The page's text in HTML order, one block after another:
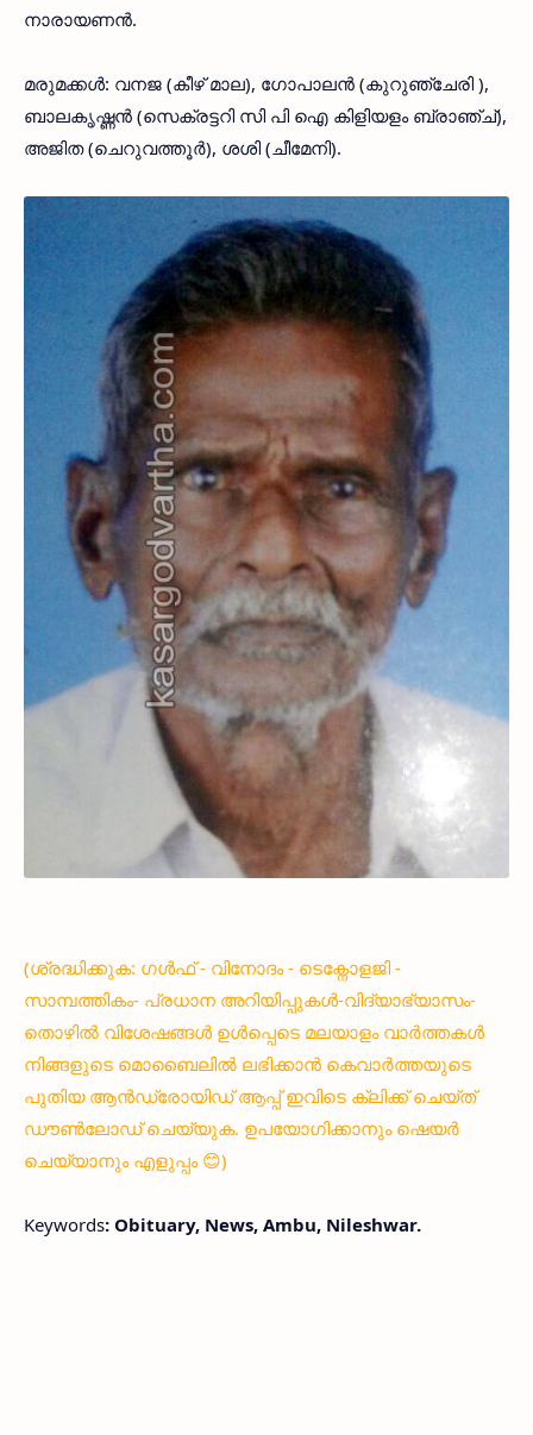
നാരായണന്‍.
മരുമക്കള്‍: വനജ (കീഴ് മാല), ഗോപാലന്‍ (കുറുഞ്ചേരി ),
ബാലകൃഷ്ണന്‍ (സെക്രട്ടറി സി പി ഐ കിളിയളം ബ്രാഞ്ച്),
അജിത (ചെറുവത്തൂര്‍), ശശി (ചീമേനി).
(ശ്രദ്ധിക്കുക: ഗൾഫ് - വിനോദം - ടെക്നോളജി -
സാമ്പത്തികം- പ്രധാന അറിയിപ്പുകൾ-വിദ്യാഭ്യാസം-
തൊഴിൽ വിശേഷങ്ങൾ ഉൾപ്പെടെ മലയാളം വാർത്തകൾ
നിങ്ങളുടെ മൊബൈലിൽ ലഭിക്കാൻ കെവാർത്തയുടെ
പുതിയ ആൻഡ്രോയിഡ് ആപ്പ് ഇവിടെ ക്ലിക്ക് ചെയ്ത്
ഡൗൺലോഡ് ചെയ്യുക. ഉപയോഗിക്കാനും ഷെയർ
ചെയ്യാനും എളുപ്പം 😊)
Keywords: Obituary, News, Ambu, Nileshwar.